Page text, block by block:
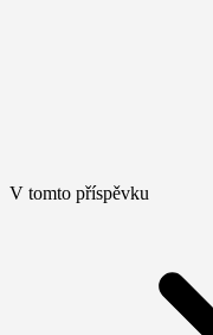
V tomto příspěvku